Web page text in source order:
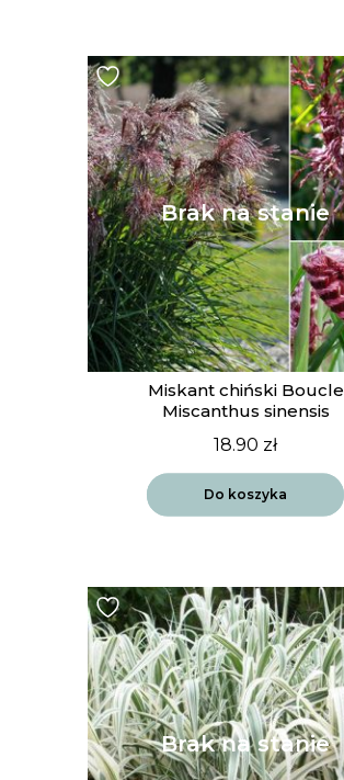
Miskant chiński Boucle
Miscanthus sinensis
18.90 zł
Do koszyka